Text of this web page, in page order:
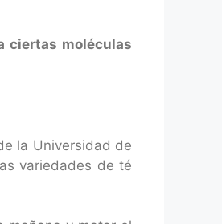
ciertas moléculas
la Universidad de
variedades de té